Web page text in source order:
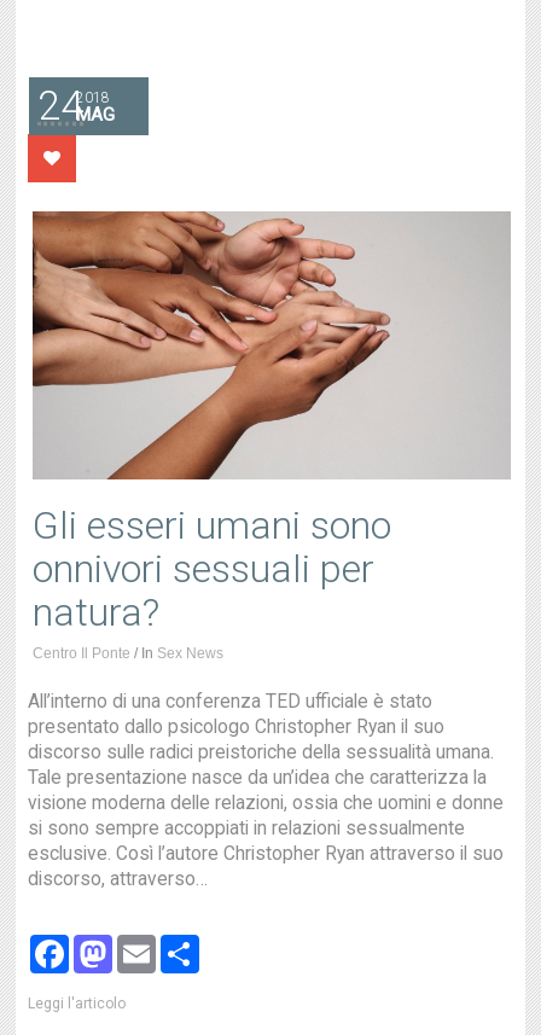
242018
MAG
Gli esseri umani sono
onnivori sessuali per
natura?
Centro Il Ponte / In Sex News
All’interno di una conferenza TED ufficiale è stato
presentato dallo psicologo Christopher Ryan il suo
discorso sulle radici preistoriche della sessualità umana.
Tale presentazione nasce da un’idea che caratterizza la
visione moderna delle relazioni, ossia che uomini e donne
si sono sempre accoppiati in relazioni sessualmente
esclusive. Così l’autore Christopher Ryan attraverso il suo
discorso, attraverso…
Facebook
Mastodon
Email
Leggi l'articolo